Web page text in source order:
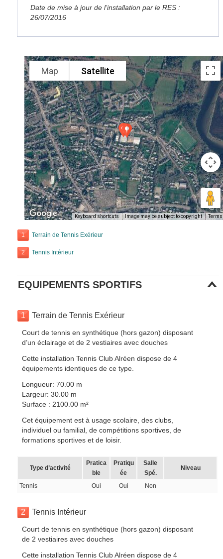
Date de mise à jour de l’installation par le RES :
26/07/2016
Map Satellite
Keyboard shortcuts Image may be subject to copyright Terms
1 Terrain de Tennis Exérieur
2 Tennis Intérieur
EQUIPEMENTS SPORTIFS
1 Terrain de Tennis Exérieur
Court de tennis en synthétique (hors gazon) disposant
d’un éclairage et de 2 vestiaires avec douches
Cette installation Tennis Club Alréen dispose de 4
équipements identiques de ce type.
Longueur: 70.00 m
Largeur: 30.00 m
Surface : 2100.00 m²
Cet équipement est à usage scolaire, des clubs,
individuel ou familial, de compétitions sportives, de
formations sportives et de loisir.
Type d’activité
Pratica
ble
Pratiqu
ée
Salle
Spé.
Niveau
Tennis Oui Oui Non
2 Tennis Intérieur
Court de tennis en synthétique (hors gazon) disposant
de 2 vestiaires avec douches
Cette installation Tennis Club Alréen dispose de 4